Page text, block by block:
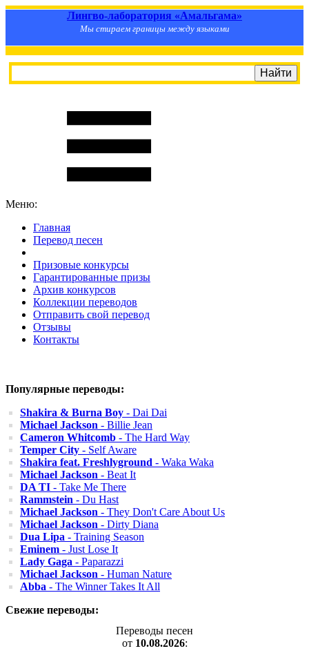
Лингво-лаборатория «Амальгама»
Мы стираем границы между языками
Меню:
Главная
Перевод песен
Призовые конкурсы
Гарантированные призы
Архив конкурсов
Коллекции переводов
Отправить свой перевод
Отзывы
Контакты
Популярные переводы:
Shakira & Burna Boy - Dai Dai
Michael Jackson - Billie Jean
Cameron Whitcomb - The Hard Way
Temper City - Self Aware
Shakira feat. Freshlyground - Waka Waka
Michael Jackson - Beat It
DA TI - Take Me There
Rammstein - Du Hast
Michael Jackson - They Don't Care About Us
Michael Jackson - Dirty Diana
Dua Lipa - Training Season
Eminem - Just Lose It
Lady Gaga - Paparazzi
Michael Jackson - Human Nature
Abba - The Winner Takes It All
Свежие переводы:
Переводы песен
от 10.08.2026: